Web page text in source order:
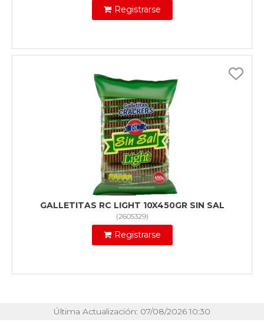
Registrarse
GALLETITAS RC LIGHT 10X450GR SIN SAL
(2605329)
Registrarse
Última Actualización: 07/08/2026 10:30